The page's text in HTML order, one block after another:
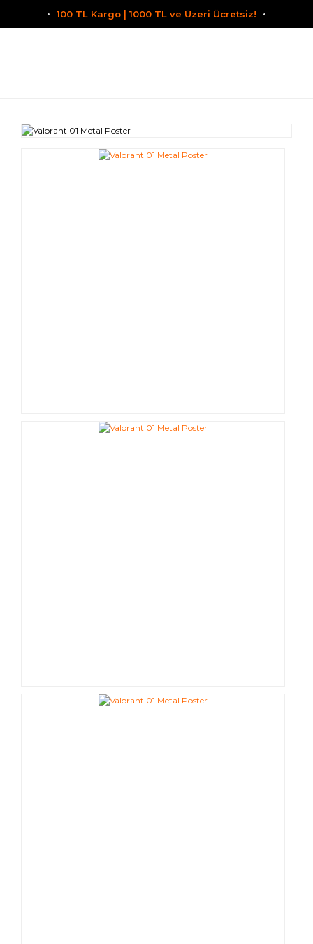
100 TL Kargo | 1000 TL ve Üzeri Ücretsiz!